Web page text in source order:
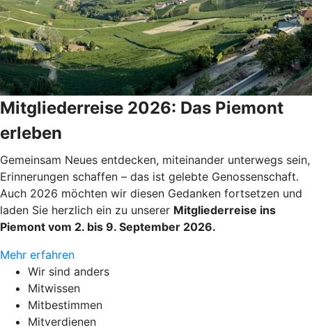
Mitgliederreise 2026: Das Piemont
erleben
Gemeinsam Neues entdecken, miteinander unterwegs sein,
Erinnerungen schaffen – das ist gelebte Genossenschaft.
Auch 2026 möchten wir diesen Gedanken fortsetzen und
laden Sie herzlich ein zu unserer Mitgliederreise ins
Piemont vom 2. bis 9. September 2026.
Mehr erfahren
Wir sind anders
Mitwissen
Mitbestimmen
Mitverdienen